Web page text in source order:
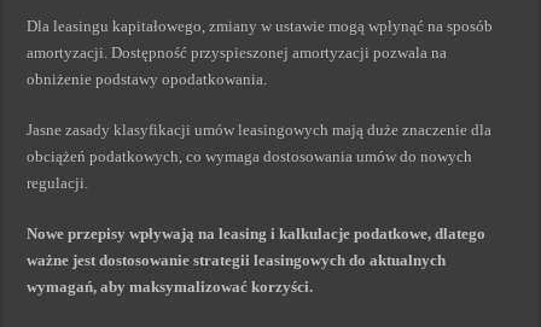
Dla leasingu kapitałowego, zmiany w ustawie mogą wpłynąć na sposób
amortyzacji. Dostępność przyspieszonej amortyzacji pozwala na
obniżenie podstawy opodatkowania.
Jasne zasady klasyfikacji umów leasingowych mają duże znaczenie dla
obciążeń podatkowych, co wymaga dostosowania umów do nowych
regulacji.
Nowe przepisy wpływają na leasing i kalkulacje podatkowe, dlatego
ważne jest dostosowanie strategii leasingowych do aktualnych
wymagań, aby maksymalizować korzyści.